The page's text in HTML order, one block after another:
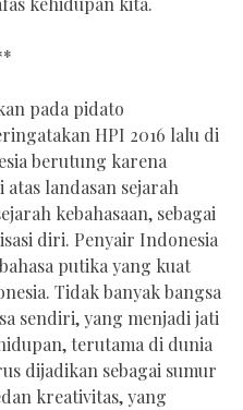
pada pidato
HPI 2016 lalu di
berutung karena
landasan sejarah
kebahasaan, sebagai
diri. Penyair Indonesia
putika yang kuat
Tidak banyak bangsa
sendiri, yang menjadi jati
terutama di dunia
dijadikan sebagai sumur
kreativitas, yang